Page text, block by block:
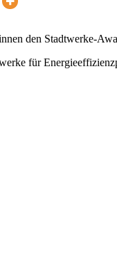
den Stadtwerke-
für